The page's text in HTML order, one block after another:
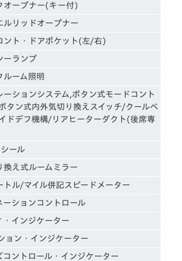
オープナー(キー付)
ルリッドオープナー
ント・ドアポケット(左/右)
ーランプ
ルーム照明
ーションシステム,ボタン式モードコント
タン式内外気切り換えスイッチ/クールベ
ドデフ機構/リアヒーターダクト(後席専
ール
換え式ルームミラー
トル/マイル併記スピードメーター
ーションコントロール
・インジケーター
ョン・インジケーター
コントロール・インジケーター